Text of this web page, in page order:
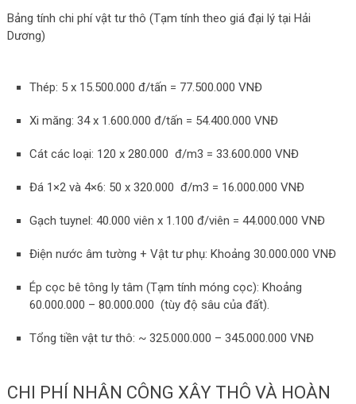
Bảng tính chi phí vật tư thô (Tạm tính theo giá đại lý tại Hải
Dương)
Thép: 5 x 15.500.000 đ/tấn = 77.500.000 VNĐ
Xi măng:34 x 1.600.000 đ/tấn = 54.400.000 VNĐ
Cát các loại: 120 x 280.000 đ/m3 = 33.600.000 VNĐ
Đá 1×2 và 4×6: 50 x 320.000 đ/m3 = 16.000.000 VNĐ
Gạch tuynel:40.000 viên x 1.100 đ/viên = 44.000.000 VNĐ
Điện nước âm tường + Vật tư phụ: Khoảng30.000.000 VNĐ
Ép cọc bê tông ly tâm (Tạm tính móng cọc): Khoảng
60.000.000 – 80.000.000 (tùy độ sâu của đất).
Tổng tiền vật tư thô: ~ 325.000.000 – 345.000.000 VNĐ
CHI PHÍ NHÂN CÔNG XÂY THÔ VÀ HOÀN